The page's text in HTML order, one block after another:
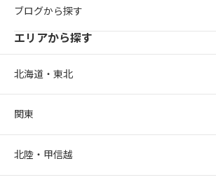
ブログから探す
エリアから探す
北海道・東北
関東
北陸・甲信越